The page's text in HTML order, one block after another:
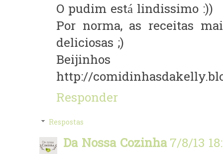
O pudim está lindissimo :))
Por norma, as receitas
deliciosas ;)
Beijinhos
http://
Responder
Respostas
Da Nossa Cozinha7/8/13